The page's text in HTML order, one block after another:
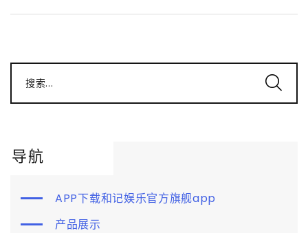
搜索...
导航
APP下载和记娱乐官方旗舰app
产品展示